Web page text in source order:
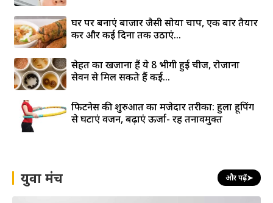
घर पर बनाएं बाजार जैसी सोया चाप, एक बार तैयार
करें और कई दिनों तक उठाएं...
सेहत का खजाना हैं ये 8 भीगी हुई चीजें, रोजाना
सेवन से मिल सकते हैं कई...
फिटनेस की शुरुआत का मजेदार तरीका: हुला हूपिंग
से घटाएं वजन, बढ़ाएं ऊर्जा- रहें तनावमुक्त
युवा मंच और पढ़ें➤